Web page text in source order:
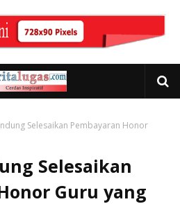
Selesaikan Pembayaran Honor
Selesaikan
Guru yang